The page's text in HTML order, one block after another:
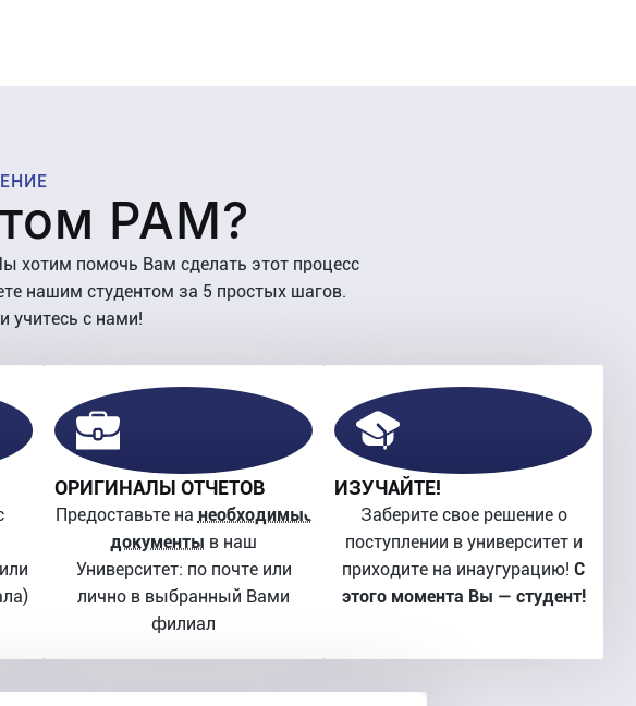
PAM?
хотим помочь Вам сделать этот процесс
нашим студентом за 5 простых шагов.
учитесь с нами!
ОРИГИНАЛЫ ОТЧЕТОВ
Предоставьте на необходимые
документы в наш
Университет: по почте или
лично в выбранный Вами
филиал
ИЗУЧАЙТЕ!
Заберите свое решение о
поступлении в университет и
приходите на инаугурацию!С
этого момента Вы — студент!